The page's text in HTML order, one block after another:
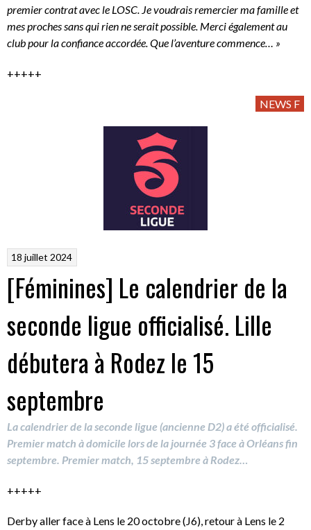
premier contrat avec le LOSC. Je voudrais remercier ma famille et
mes proches sans qui rien ne serait possible. Merci également au
club pour la confiance accordée. Que l’aventure commence… »
+++++
NEWS F
18 juillet 2024
[Féminines] Le calendrier de la
seconde ligue officialisé. Lille
débutera à Rodez le 15
septembre
La calendrier de la seconde ligue (ancienne D2) a été officialisé.
Premier match à domicile lors de la journée 3 face à Orléans fin
septembre. Premier match, 15 septembre à Rodez…
+++++
Derby aller face à Lens le 20 octobre (J6), retour à Lens le 2